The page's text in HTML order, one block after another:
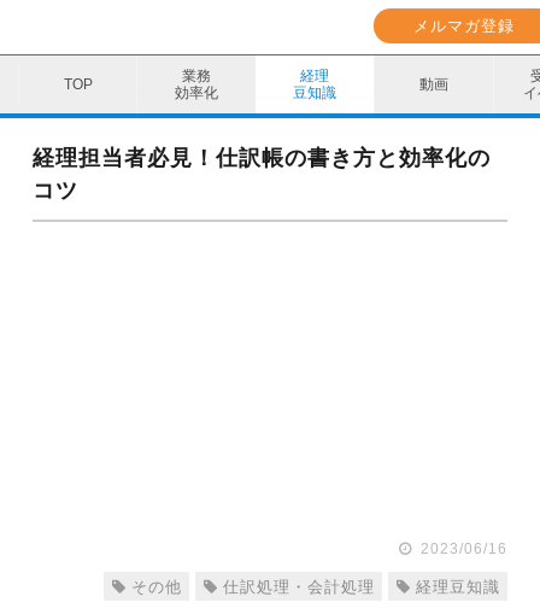
メルマガ登録
業務
効率化
経理
豆知識
動画
業務効率化
経理豆知識
経理担当者必見！仕訳帳の書き方と効率化の
コツ
2023/06/16
その他 仕訳処理・会計処理 経理豆知識